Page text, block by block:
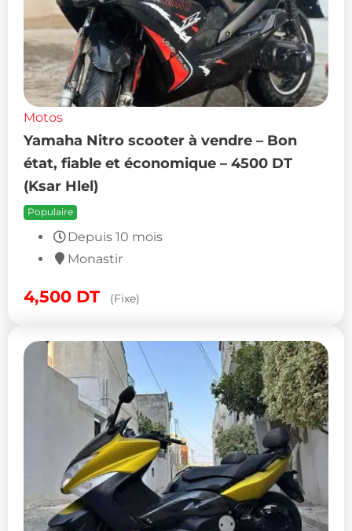
Motos
Yamaha Nitro scooter à vendre – Bon
état, fiable et économique – 4500 DT
(Ksar Hlel)
Populaire
Depuis 10 mois
Monastir
4,500 DT (Fixe)